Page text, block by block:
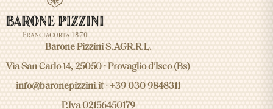
Barone Pizzini S.AGR.R.L.
Via San Carlo 14, 25050 · Provaglio d’Iseo (Bs)
info@baronepizzini.it · +39 030 9848311
P.Iva 02156450179